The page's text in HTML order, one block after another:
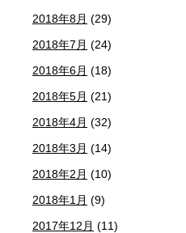
2018年8月 (29)
2018年7月 (24)
2018年6月 (18)
2018年5月 (21)
2018年4月 (32)
2018年3月 (14)
2018年2月 (10)
2018年1月 (9)
2017年12月 (11)